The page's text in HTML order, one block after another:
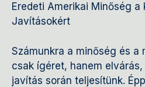
Eredeti Amerikai Minőség a
Javításokért
Számunkra a minőség és a
csak ígéret, hanem
javítás során teljesítünk.